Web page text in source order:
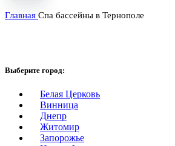
Главная Спа бассейны в Тернополе
Выберите город:
Белая Церковь
Винница
Днепр
Житомир
Запорожье